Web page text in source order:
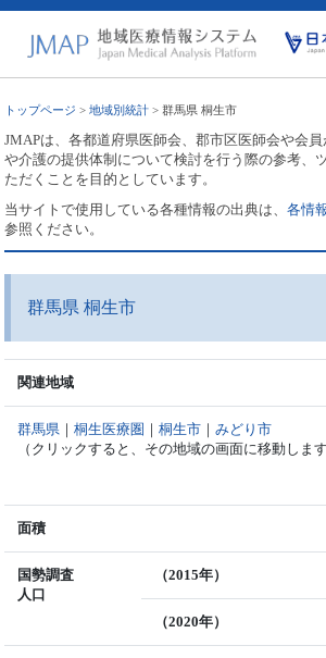
トップページ >地域別統計 > 群馬県 桐生市
JMAPは、各都道府県医師会、郡市区医師会や会
や介護の提供体制について検討を行う際の参考、
ただくことを目的としています。
当サイトで使用している各種情報の出典は、各情
参照ください。
群馬県 桐生市
関連地域
群馬県 ｜桐生医療圏 ｜桐生市 ｜みどり市
（クリックすると、その地域の画面に移動します
面積
国勢調査
人口
（2015年）
（2020年）